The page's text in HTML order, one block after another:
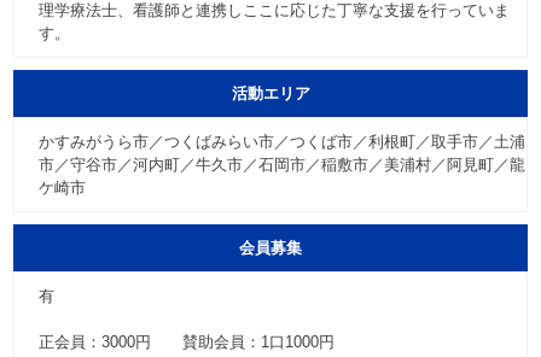
理学療法士、看護師と連携しここに応じた丁寧な支援を行っていま
す。
活動エリア
かすみがうら市／つくばみらい市／つくば市／利根町／取手市／土浦
市／守谷市／河内町／牛久市／石岡市／稲敷市／美浦村／阿見町／龍
ケ崎市
会員募集
有
正会員：3000円 賛助会員：1口1000円